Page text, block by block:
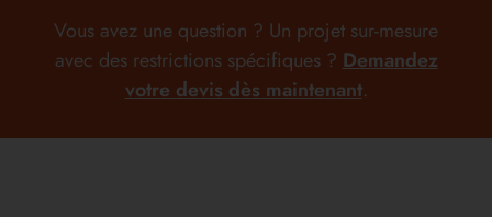
Vous avez une question ? Un projet sur-mesure
avec des restrictions spécifiques ? Demandez
votre devis dès maintenant.